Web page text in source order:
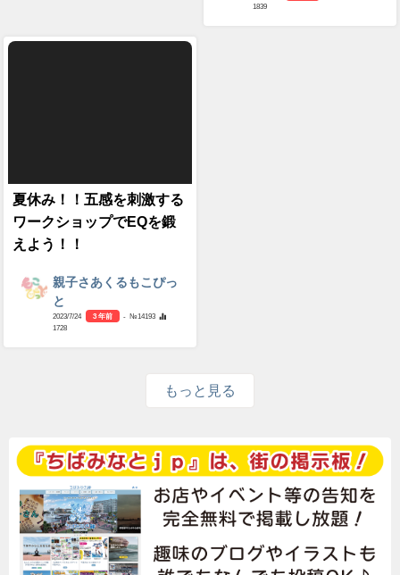
1839
夏休み！！五感を刺激する
ワークショップでEQを鍛
えよう！！
親子さあくるもこぴっ
と
2023/7/24 3 年前
- №14193
1728
もっと見る